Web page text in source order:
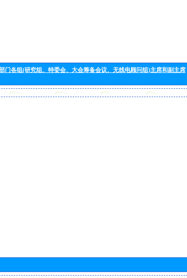
门各组(研究组、特委会、大会筹备会议、无线电顾问组)主席和副主席